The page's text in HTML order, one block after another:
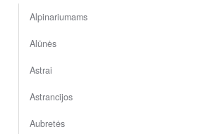
Alpinariumams
Alūnės
Astrai
Astrancijos
Aubretės